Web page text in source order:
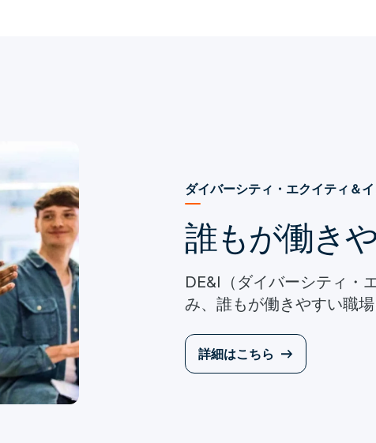
ダイバーシティ・エクイティ＆
誰もが働き
DE&I（ダイバーシティ・
み、誰もが働きやすい職
詳細はこちら